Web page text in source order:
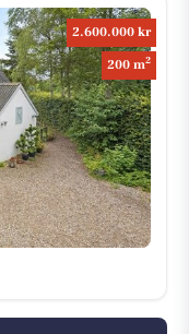
2.600.000 kr
200 m2